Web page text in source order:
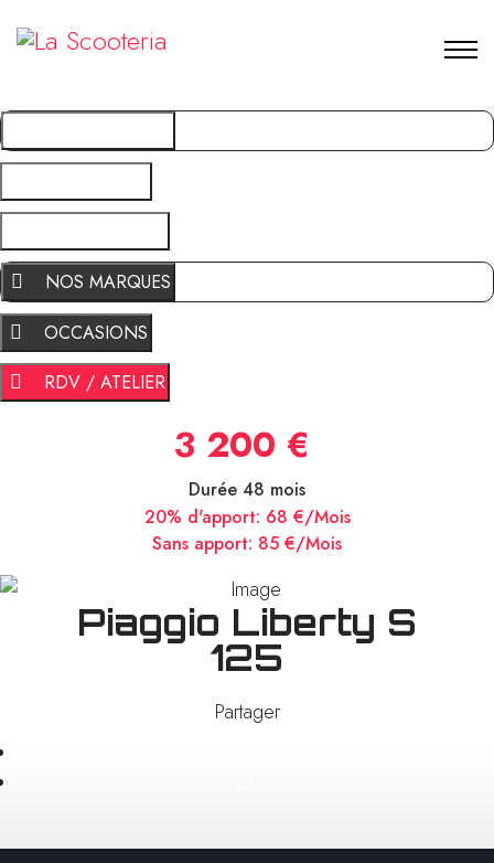
NOS MARQUES
OCCASIONS
RDV / ATELIER
3 200 €
Durée 48 mois
20% d'apport: 68 €/Mois
Sans apport: 85 €/Mois
Piaggio Liberty S
125
Partager